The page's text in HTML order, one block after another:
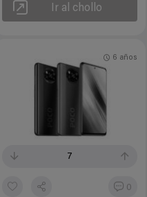
Ir al chollo
7
0
6 años